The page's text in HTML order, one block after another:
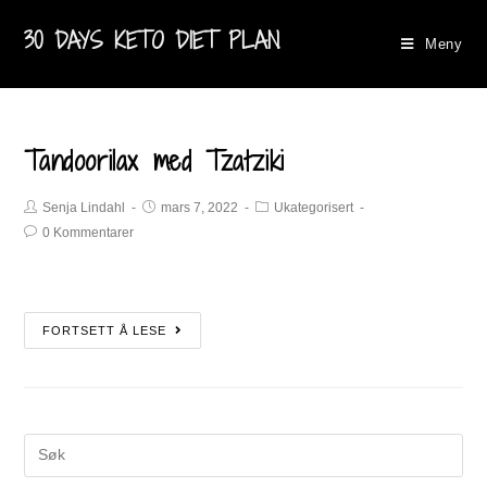
30 DAYS KETO DIET PLAN Meny
Tandoorilax med Tzatziki
Senja Lindahl mars 7, 2022
Ukategorisert
0 Kommentarer
FORTSETT Å LESE